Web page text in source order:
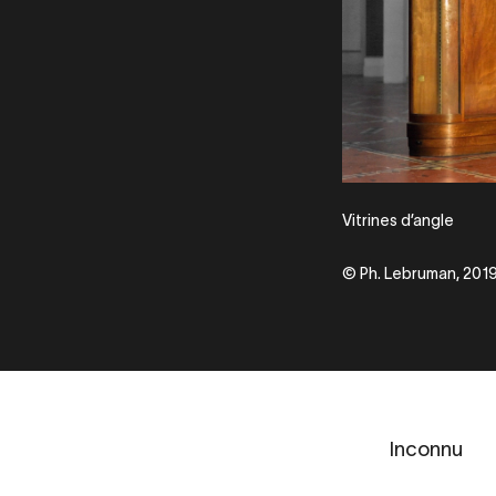
Vitrines d’angle
© Ph. Lebruman,
Inconnu